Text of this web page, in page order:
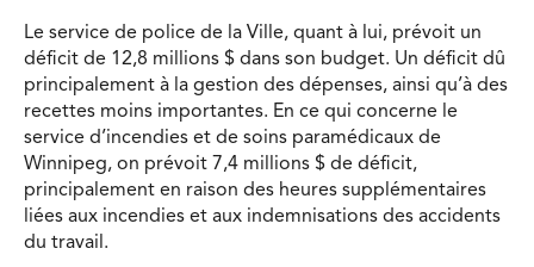
Le service de police de la Ville, quant à lui, prévoit un
déficit de 12,8 millions $ dans son budget. Un déficit dû
principalement à la gestion des dépenses, ainsi qu’à des
recettes moins importantes. En ce qui concerne le
service d’incendies et de soins paramédicaux de
Winnipeg, on prévoit 7,4 millions $ de déficit,
principalement en raison des heures supplémentaires
liées aux incendies et aux indemnisations des accidents
du travail.